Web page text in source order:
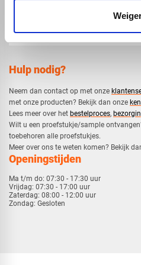
Hulp nodig?
Neem dan contact op met onze
met onze producten? Bekijk dan onze
​Lees meer over het bestelproces,
​Wilt u een proefstukje/sample
toebehoren alle proefstukjes.
​​Meer over ons te weten komen? Bekijk
Openingstijden
Ma t/m do: 07:30 - 17:30 uur
Vrijdag: 07:30 - 17:00 uur
Zaterdag: 08:00 - 12:00 uur
Zondag: Gesloten